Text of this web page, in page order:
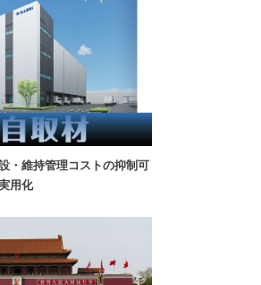
・維持管理コストの抑制可
用化